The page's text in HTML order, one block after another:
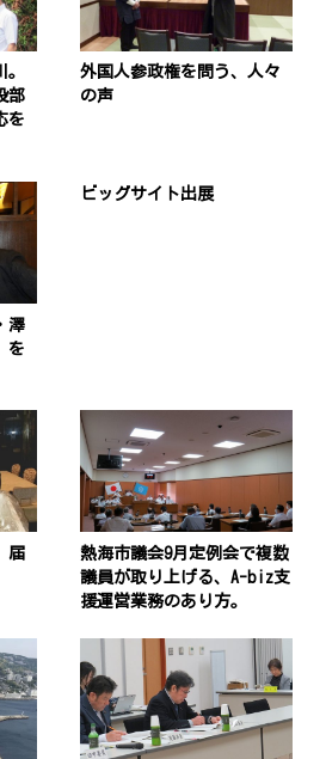
部
を
外国人参政権を問う、人々
の声
澤
を
ビッグサイト出展
届
熱海市議会9月定例会で複数
議員が取り上げる、A-biz支
援運営業務のあり方。